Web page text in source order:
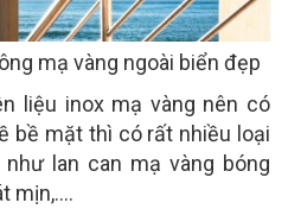
mạ vàng ngoài biển đẹp
liệu inox mạ vàng nên có
bề mặt thì có rất nhiều loại
lan can mạ vàng bóng
mịn,….